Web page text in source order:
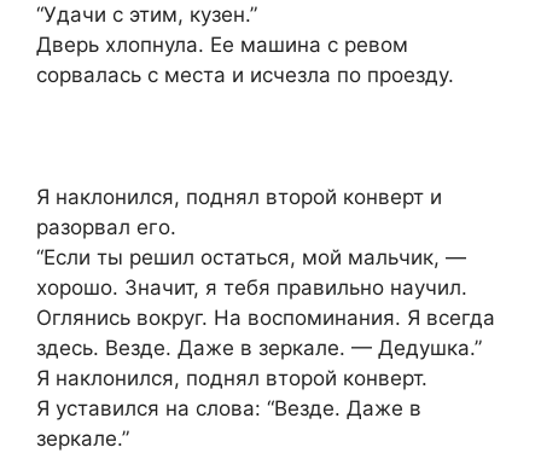
“Удачи с этим, кузен.”
Дверь хлопнула. Ее машина с ревом
сорвалась с места и исчезла по проезду.
Я наклонился, поднял второй конверт и
разорвал его.
“Если ты решил остаться, мой мальчик, —
хорошо. Значит, я тебя правильно научил.
Оглянись вокруг. На воспоминания. Я всегда
здесь. Везде. Даже в зеркале. — Дедушка.”
Я наклонился, поднял второй конверт.
Я уставился на слова: “Везде. Даже в
зеркале.”